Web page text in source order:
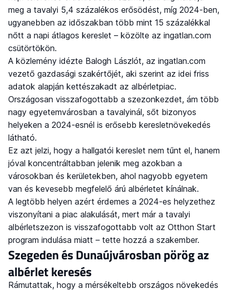
meg a tavalyi 5,4 százalékos erősödést, míg 2024-ben,
ugyanebben az időszakban több mint 15 százalékkal
nőtt a napi átlagos kereslet – közölte az ingatlan.com
csütörtökön.
A közlemény idézte Balogh Lászlót, az ingatlan.com
vezető gazdasági szakértőjét, aki szerint az idei friss
adatok alapján kettészakadt az albérletpiac.
Országosan visszafogottabb a szezonkezdet, ám több
nagy egyetemvárosban a tavalyinál, sőt bizonyos
helyeken a 2024-esnél is erősebb keresletnövekedés
látható.
Ez azt jelzi, hogy a hallgatói kereslet nem tűnt el, hanem
jóval koncentráltabban jelenik meg azokban a
városokban és kerületekben, ahol nagyobb egyetem
van és kevesebb megfelelő árú albérletet kínálnak.
A legtöbb helyen azért érdemes a 2024-es helyzethez
viszonyítani a piac alakulását, mert már a tavalyi
albérletszezon is visszafogottabb volt az Otthon Start
program indulása miatt – tette hozzá a szakember.
Szegeden és Dunaújvárosban pörög az
albérlet keresés
Rámutattak, hogy a mérsékeltebb országos növekedés